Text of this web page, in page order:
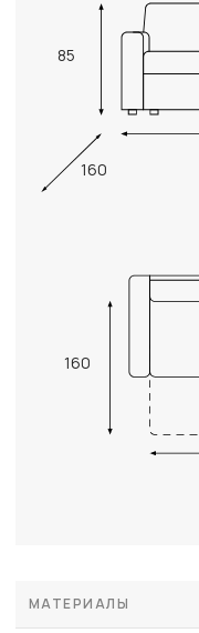
85
160
160
МАТЕРИАЛЫ